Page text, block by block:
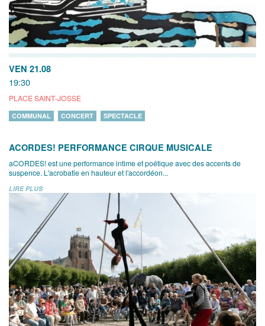
VEN 21.08
19:30
PLACE SAINT-JOSSE
COMMUNAL CONCERT SPECTACLE
ACORDES! PERFORMANCE CIRQUE MUSICALE
aCORDES! est une performance intime et poétique avec des accents de
suspence. L'acrobatie en hauteur et l'accordéon...
LIRE PLUS